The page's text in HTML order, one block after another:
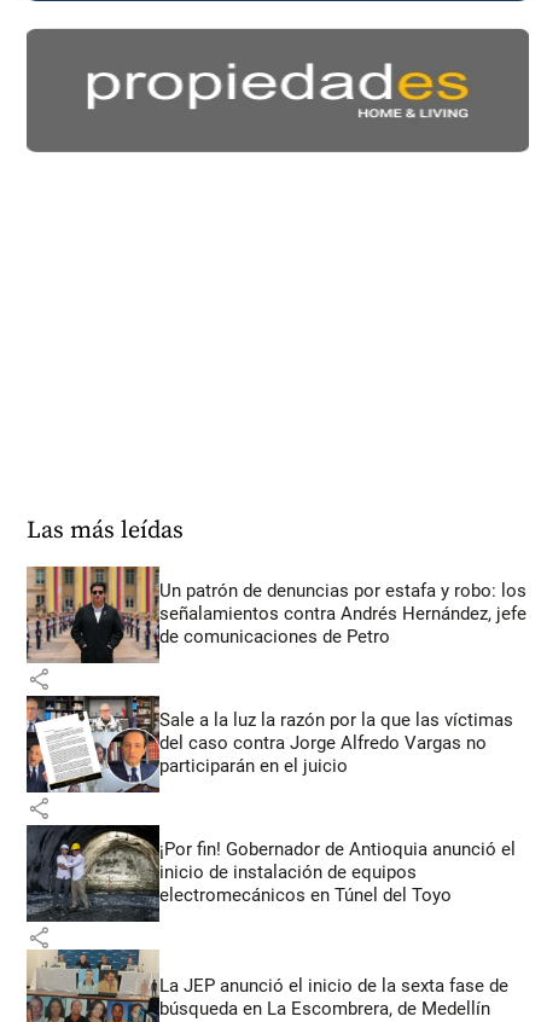
Las más leídas
Un patrón de denuncias por estafa y robo: los
señalamientos contra Andrés Hernández, jefe
de comunicaciones de Petro
share
Sale a la luz la razón por la que las víctimas
del caso contra Jorge Alfredo Vargas no
participarán en el juicio
share
¡Por fin! Gobernador de Antioquia anunció el
inicio de instalación de equipos
electromecánicos en Túnel del Toyo
share
La JEP anunció el inicio de la sexta fase de
búsqueda en La Escombrera, de Medellín